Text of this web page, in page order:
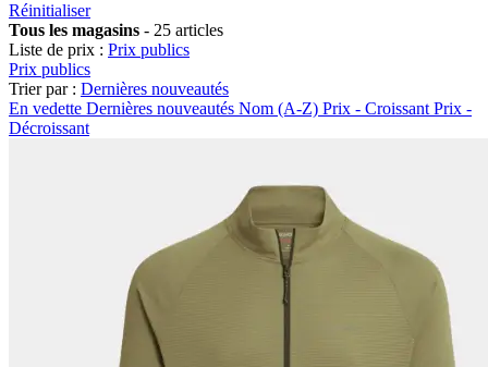
Réinitialiser
Tous les magasins - 25 articles
Liste de prix : Prix publics
Prix publics
Trier par : Dernières nouveautés
En vedette Dernières nouveautés Nom (A-Z) Prix - Croissant Prix -
Décroissant